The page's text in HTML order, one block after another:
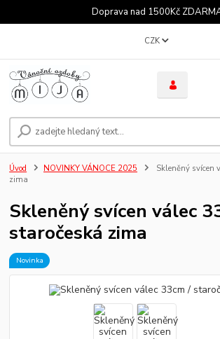
Doprava nad 1500Kč
CZK
Úvod NOVINKY VÁNOCE 2025
Skleněný svícen
zima
Skleněný svícen válec
staročeská zima
Novinka